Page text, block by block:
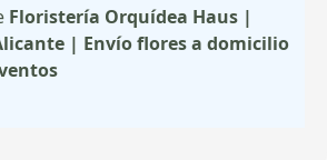
Floristería Orquídea Haus |
| Envío flores a domicilio